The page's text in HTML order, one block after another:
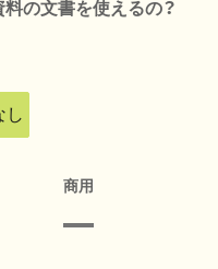
の文書を使えるの？
し
商用